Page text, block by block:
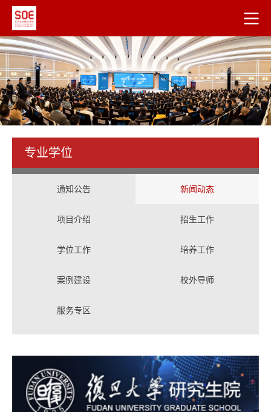
专业学位
通知公告 新闻动态
项目介绍 招生工作
学位工作 培养工作
案例建设 校外导师
服务专区